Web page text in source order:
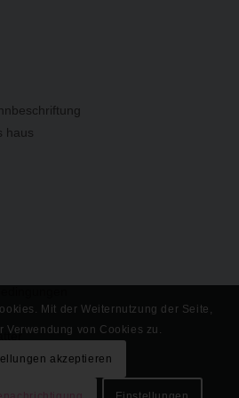
haus
Mit der Weiternutzung der Seite,
Verwendung von Cookies zu.
akzeptieren